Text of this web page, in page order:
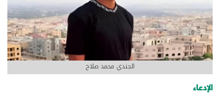
الجندي محمد صلاح
الإدعاء